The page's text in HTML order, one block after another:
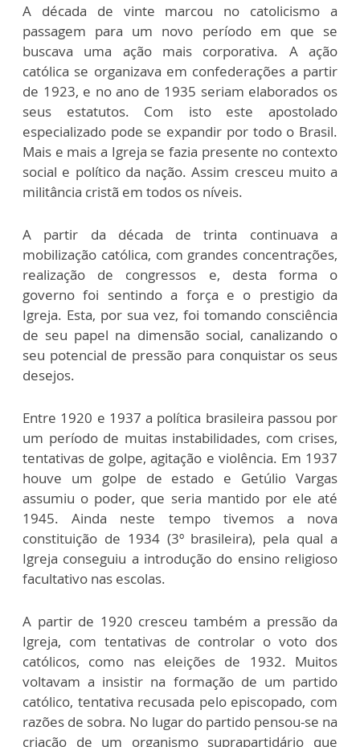
A década de vinte marcou no catolicismo a
passagem para um novo período em que se
buscava uma ação mais corporativa. A ação
católica se organizava em confederações a partir
de 1923, e no ano de 1935 seriam elaborados os
seus estatutos. Com isto este apostolado
especializado pode se expandir por todo o Brasil.
Mais e mais a Igreja se fazia presente no contexto
social e político da nação. Assim cresceu muito a
militância cristã em todos os níveis.
A partir da década de trinta continuava a
mobilização católica, com grandes concentrações,
realização de congressos e, desta forma o
governo foi sentindo a força e o prestigio da
Igreja. Esta, por sua vez, foi tomando consciência
de seu papel na dimensão social, canalizando o
seu potencial de pressão para conquistar os seus
desejos.
Entre 1920 e 1937 a política brasileira passou por
um período de muitas instabilidades, com crises,
tentativas de golpe, agitação e violência. Em 1937
houve um golpe de estado e Getúlio Vargas
assumiu o poder, que seria mantido por ele até
1945. Ainda neste tempo tivemos a nova
constituição de 1934 (3º brasileira), pela qual a
Igreja conseguiu a introdução do ensino religioso
facultativo nas escolas.
A partir de 1920 cresceu também a pressão da
Igreja, com tentativas de controlar o voto dos
católicos, como nas eleições de 1932. Muitos
voltavam a insistir na formação de um partido
católico, tentativa recusada pelo episcopado, com
razões de sobra. No lugar do partido pensou-se na
criação de um organismo suprapartidário que